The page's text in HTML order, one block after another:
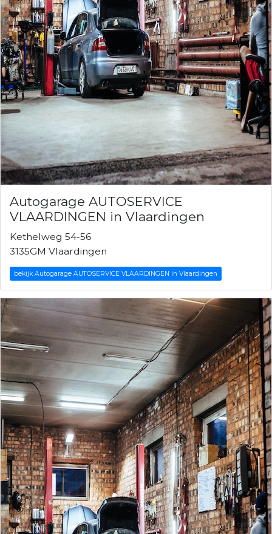
Autogarage AUTOSERVICE
VLAARDINGEN in Vlaardingen
Kethelweg 54-56
3135GM Vlaardingen
bekijk Autogarage AUTOSERVICE VLAARDINGEN in Vlaardingen